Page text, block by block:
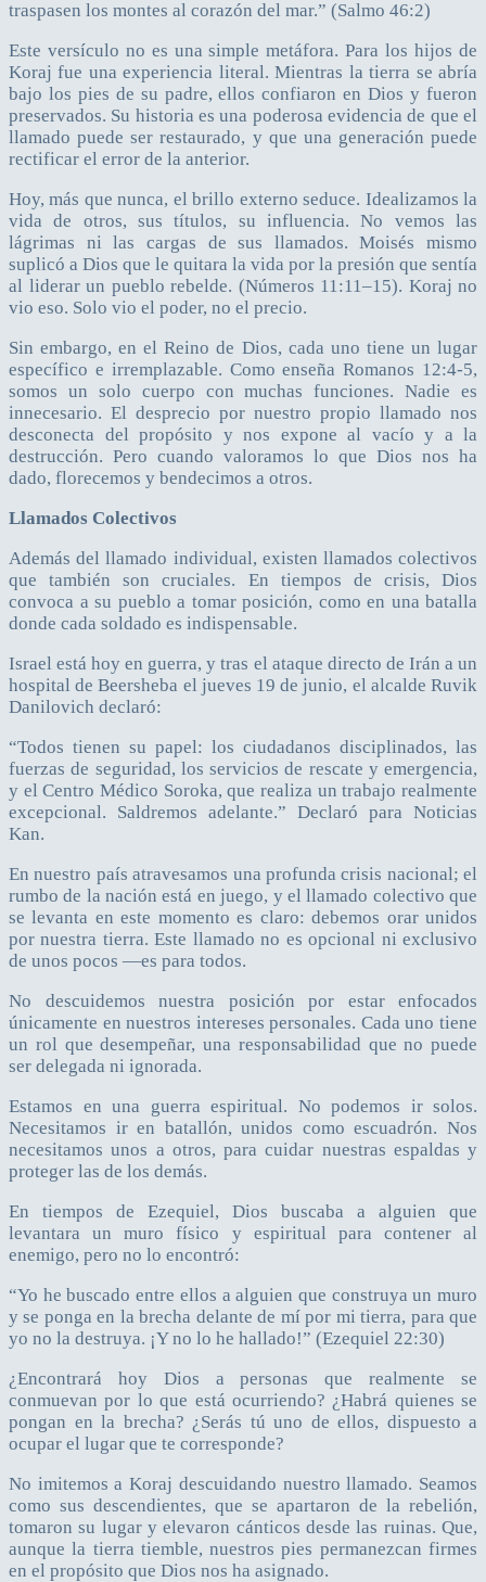
traspasen los montes al corazón del mar.” (Salmo 46:2)
Este versículo no es una simple metáfora. Para los hijos de
Koraj fue una experiencia literal. Mientras la tierra se abría
bajo los pies de su padre, ellos confiaron en Dios y fueron
preservados. Su historia es una poderosa evidencia de que el
llamado puede ser restaurado, y que una generación puede
rectificar el error de la anterior.
Hoy, más que nunca, el brillo externo seduce. Idealizamos la
vida de otros, sus títulos, su influencia. No vemos las
lágrimas ni las cargas de sus llamados. Moisés mismo
suplicó a Dios que le quitara la vida por la presión que sentía
al liderar un pueblo rebelde. (Números 11:11–15). Koraj no
vio eso. Solo vio el poder, no el precio.
Sin embargo, en el Reino de Dios, cada uno tiene un lugar
específico e irremplazable. Como enseña Romanos 12:4-5,
somos un solo cuerpo con muchas funciones. Nadie es
innecesario. El desprecio por nuestro propio llamado nos
desconecta del propósito y nos expone al vacío y a la
destrucción. Pero cuando valoramos lo que Dios nos ha
dado, florecemos y bendecimos a otros.
Llamados Colectivos
Además del llamado individual, existen llamados colectivos
que también son cruciales. En tiempos de crisis, Dios
convoca a su pueblo a tomar posición, como en una batalla
donde cada soldado es indispensable.
Israel está hoy en guerra, y tras el ataque directo de Irán a un
hospital de Beersheba el jueves 19 de junio, el alcalde Ruvik
Danilovich declaró:
“Todos tienen su papel: los ciudadanos disciplinados, las
fuerzas de seguridad, los servicios de rescate y emergencia,
y el Centro Médico Soroka, que realiza un trabajo realmente
excepcional. Saldremos adelante.” Declaró para Noticias
Kan.
En nuestro país atravesamos una profunda crisis nacional; el
rumbo de la nación está en juego, y el llamado colectivo que
se levanta en este momento es claro: debemos orar unidos
por nuestra tierra. Este llamado no es opcional ni exclusivo
de unos pocos —es para todos.
No descuidemos nuestra posición por estar enfocados
únicamente en nuestros intereses personales. Cada uno tiene
un rol que desempeñar, una responsabilidad que no puede
ser delegada ni ignorada.
Estamos en una guerra espiritual. No podemos ir solos.
Necesitamos ir en batallón, unidos como escuadrón. Nos
necesitamos unos a otros, para cuidar nuestras espaldas y
proteger las de los demás.
En tiempos de Ezequiel, Dios buscaba a alguien que
levantara un muro físico y espiritual para contener al
enemigo, pero no lo encontró:
“Yo he buscado entre ellos a alguien que construya un muro
y se ponga en la brecha delante de mí por mi tierra, para que
yo no la destruya. ¡Y no lo he hallado!” (Ezequiel 22:30)
¿Encontrará hoy Dios a personas que realmente se
conmuevan por lo que está ocurriendo? ¿Habrá quienes se
pongan en la brecha? ¿Serás tú uno de ellos, dispuesto a
ocupar el lugar que te corresponde?
No imitemos a Koraj descuidando nuestro llamado. Seamos
como sus descendientes, que se apartaron de la rebelión,
tomaron su lugar y elevaron cánticos desde las ruinas. Que,
aunque la tierra tiemble, nuestros pies permanezcan firmes
en el propósito que Dios nos ha asignado.